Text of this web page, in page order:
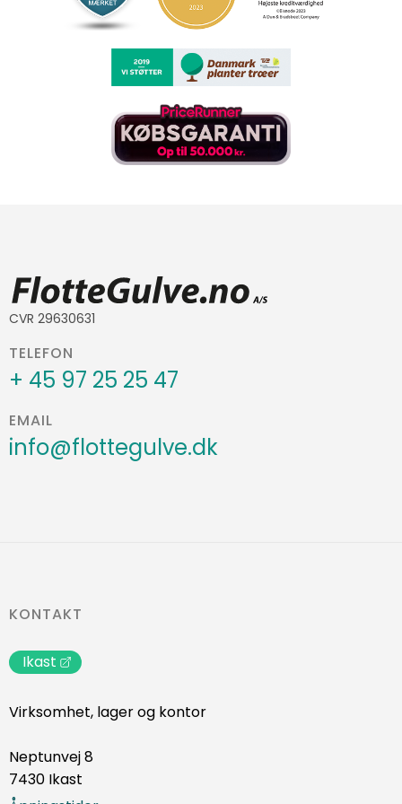
CVR 29630631
TELEFON
+ 45 97 25 25 47
EMAIL
info@flottegulve.dk
KONTAKT
Ikast
Virksomhet, lager og kontor
Neptunvej 8
7430 Ikast